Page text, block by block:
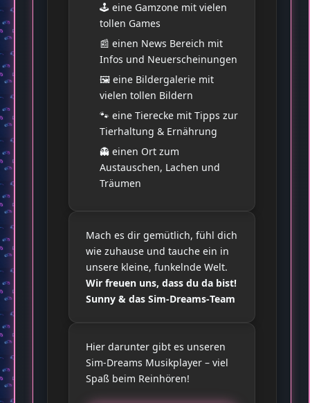
🕹️ eine Gamzone mit vielen
tollen Games
📰 einen News Bereich mit
Infos und Neuerscheinungen
🖼️ eine Bildergalerie mit
vielen tollen Bildern
🐾 eine Tierecke mit Tipps zur
Tierhaltung & Ernährung
👻 einen Ort zum
Austauschen, Lachen und
Träumen
Mach es dir gemütlich, fühl dich
wie zuhause und tauche ein in
unsere kleine, funkelnde Welt.
Wir freuen uns, dass du da bist!
Sunny & das Sim‑Dreams‑Team
Hier darunter gibt es unseren
Sim‑Dreams Musikplayer – viel
Spaß beim Reinhören!